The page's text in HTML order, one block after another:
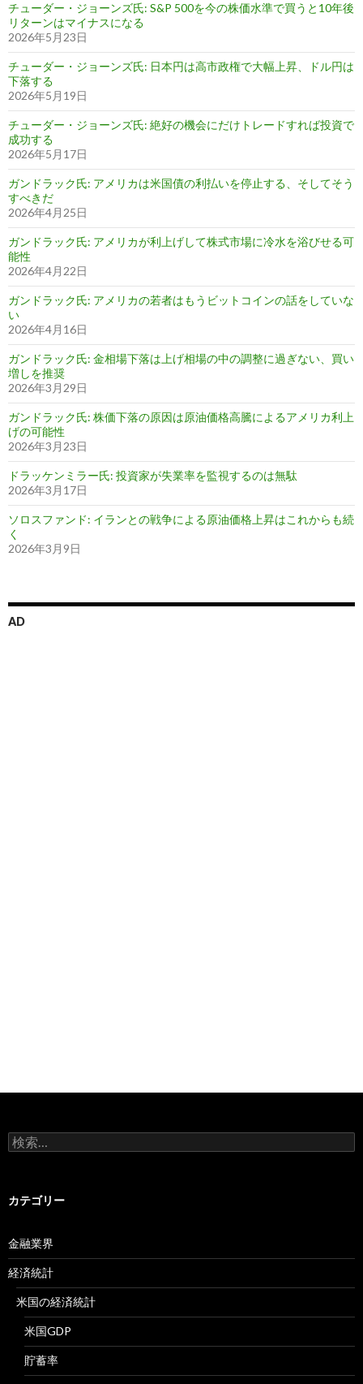
チューダー・ジョーンズ氏: S&P 500を今の株価水準で買うと10年後
リターンはマイナスになる
2026年5月23日
チューダー・ジョーンズ氏: 日本円は高市政権で大幅上昇、ドル円は
下落する
2026年5月19日
チューダー・ジョーンズ氏: 絶好の機会にだけトレードすれば投資で
成功する
2026年5月17日
ガンドラック氏: アメリカは米国債の利払いを停止する、そしてそう
すべきだ
2026年4月25日
ガンドラック氏: アメリカが利上げして株式市場に冷水を浴びせる可
能性
2026年4月22日
ガンドラック氏: アメリカの若者はもうビットコインの話をしていな
い
2026年4月16日
ガンドラック氏: 金相場下落は上げ相場の中の調整に過ぎない、買い
増しを推奨
2026年3月29日
ガンドラック氏: 株価下落の原因は原油価格高騰によるアメリカ利上
げの可能性
2026年3月23日
ドラッケンミラー氏: 投資家が失業率を監視するのは無駄
2026年3月17日
ソロスファンド: イランとの戦争による原油価格上昇はこれからも続
く
2026年3月9日
AD
検
索:
カテゴリー
金融業界
経済統計
米国の経済統計
米国GDP
貯蓄率